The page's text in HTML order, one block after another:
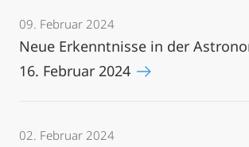
09. Februar 2024
Neue Erkenntnisse in der
16. Februar 2024
02. Februar 2024